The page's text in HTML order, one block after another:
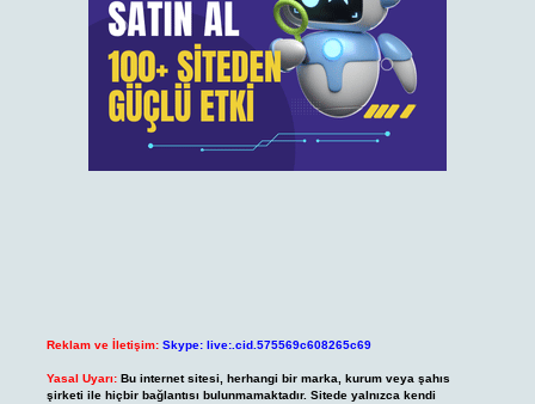
Reklam ve İletişim: Skype: live:.cid.575569c608265c69
Yasal Uyarı: Bu internet sitesi, herhangi bir marka, kurum veya şahıs
şirketi ile hiçbir bağlantısı bulunmamaktadır. Sitede yalnızca kendi